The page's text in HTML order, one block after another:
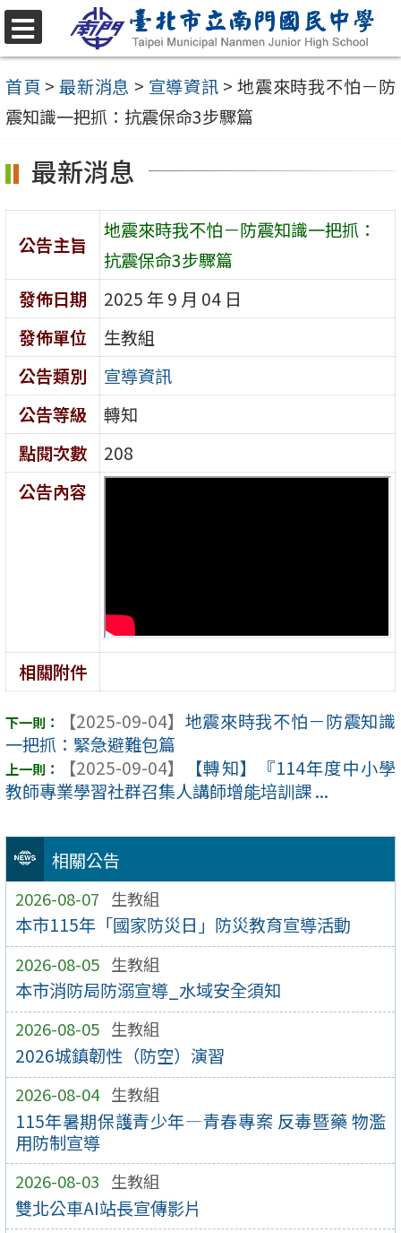
跳
至
主
要
容
選
單
首頁 > 最新消息 > 宣導資訊 > 地震來時我不怕－防
震知識一把抓：抗震保命3步驟篇
相關公告
2026-08-07 生教組
本市115年「國家防災日」防災教育宣導活動
2026-08-05 生教組
本市消防局防溺宣導_水域安全須知
2026-08-05 生教組
2026城鎮韌性（防空）演習
2026-08-04 生教組
115年暑期保護青少年—青春專案 反毒暨藥 物濫
用防制宣導
2026-08-03 生教組
雙北公車AI站長宣傳影片
最新消息
公告主旨
地震來時我不怕－防震知識一把抓：
抗震保命3步驟篇
發佈日期
2025 年 9 月 04 日
發佈單位
生教組
公告類別
宣導資訊
公告等級
轉知
點閱次數
208
公告內容
相關附件
【2025-09-04】 地震來時我不怕－防震知識
一把抓：緊急避難包篇
【2025-09-04】
【轉知】『114年度中小學
教師專業學習社群召集人講師增能培訓課 ...